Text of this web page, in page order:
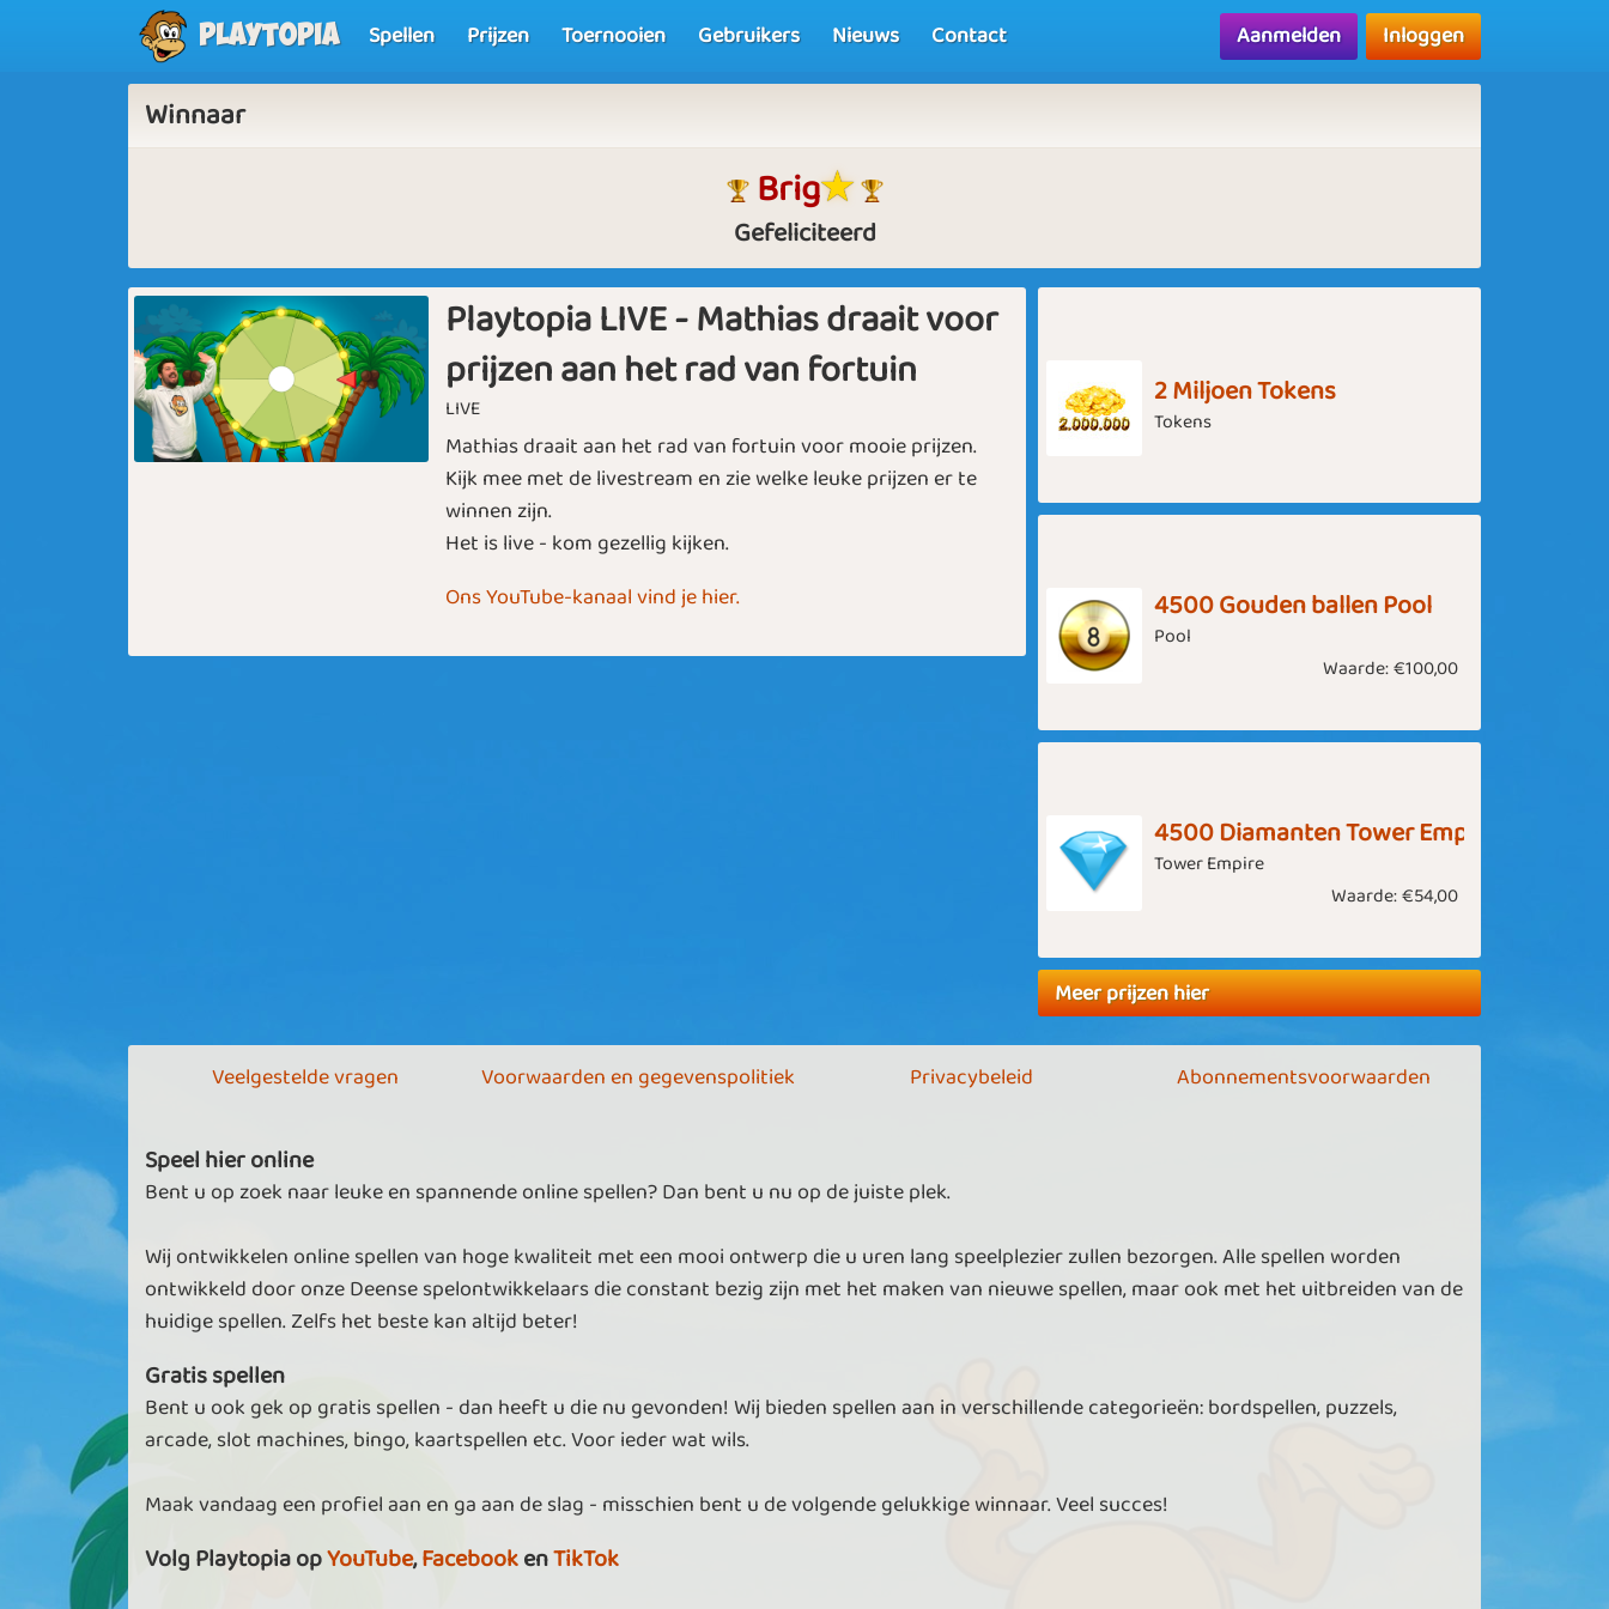
Playtopia Spellen Prijzen Toernooien Gebruikers Nieuws Contact Aanmelden Inloggen
Winnaar
Brig
Gefeliciteerd
Playtopia LIVE - Mathias draait voor
prijzen aan het rad van fortuin
LIVE
Mathias draait aan het rad van fortuin voor mooie prijzen.
Kijk mee met de livestream en zie welke leuke prijzen er te
winnen zijn.
Het is live - kom gezellig kijken.
Ons YouTube-kanaal vind je hier.
2 Miljoen Tokens
Tokens
4500 Gouden ballen Pool
Pool
Waarde:€100,00
4500 Diamanten Tower Empire
Tower Empire
Waarde:€54,00
Meer prijzen hier
Veelgestelde vragen Voorwaarden en gegevenspolitiek Privacybeleid Abonnementsvoorwaarden
Speel hier online
Bent u op zoek naar leuke en spannende online spellen? Dan bent u nu op de juiste plek.
Wij ontwikkelen online spellen van hoge kwaliteit met een mooi ontwerp die u uren lang speelplezier zullen bezorgen. Alle spellen worden
ontwikkeld door onze Deense spelontwikkelaars die constant bezig zijn met het maken van nieuwe spellen, maar ook met het uitbreiden van de
huidige spellen. Zelfs het beste kan altijd beter!
Gratis spellen
Bent u ook gek op gratis spellen - dan heeft u die nu gevonden! Wij bieden spellen aan in verschillende categorieën: bordspellen, puzzels,
arcade, slot machines, bingo, kaartspellen etc. Voor ieder wat wils.
Maak vandaag een profiel aan en ga aan de slag - misschien bent u de volgende gelukkige winnaar. Veel succes!
Volg Playtopia opYouTube,FacebookenTikTok